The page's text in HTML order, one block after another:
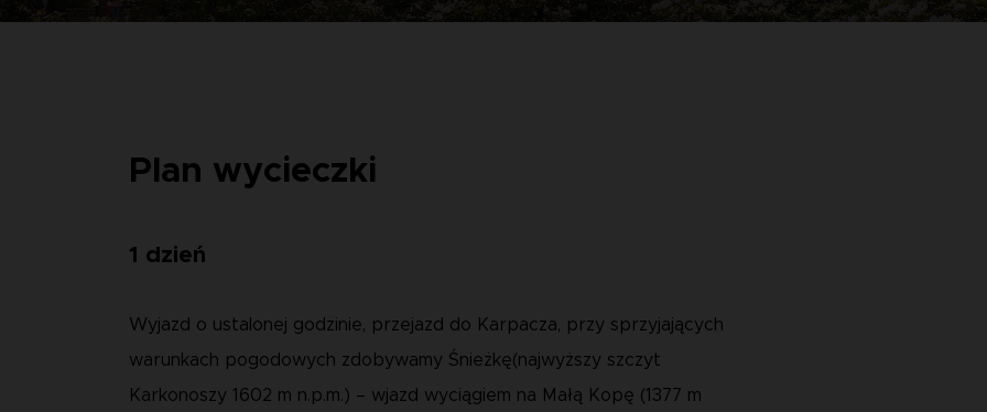
Plan wycieczki
1 dzień
Wyjazd o ustalonej godzinie, przejazd do Karpacza, przy sprzyjających
warunkach pogodowych zdobywamy Śnieżkę(najwyższy szczyt
Karkonoszy 1602 m n.p.m.) – wjazd wyciągiem na Małą Kopę (1377 m